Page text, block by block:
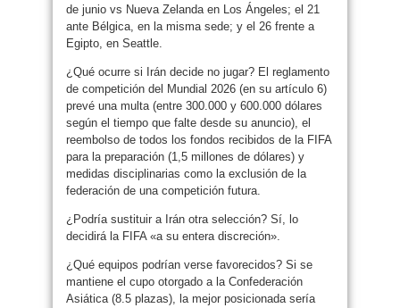
de junio vs Nueva Zelanda en Los Ángeles; el 21
ante Bélgica, en la misma sede; y el 26 frente a
Egipto, en Seattle.
¿Qué ocurre si Irán decide no jugar? El reglamento
de competición del Mundial 2026 (en su artículo 6)
prevé una multa (entre 300.000 y 600.000 dólares
según el tiempo que falte desde su anuncio), el
reembolso de todos los fondos recibidos de la FIFA
para la preparación (1,5 millones de dólares) y
medidas disciplinarias como la exclusión de la
federación de una competición futura.
¿Podría sustituir a Irán otra selección? Sí, lo
decidirá la FIFA «a su entera discreción».
¿Qué equipos podrían verse favorecidos? Si se
mantiene el cupo otorgado a la Confederación
Asiática (8.5 plazas), la mejor posicionada sería